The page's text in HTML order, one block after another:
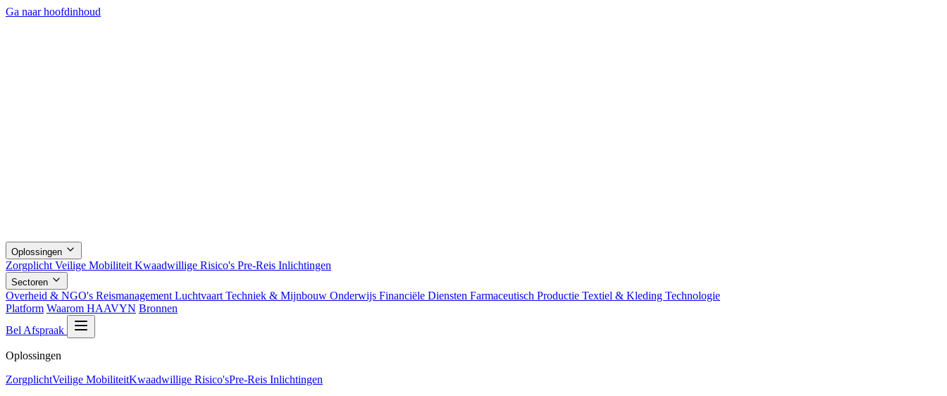
Ga naar hoofdinhoud
Oplossingen
Zorgplicht Veilige Mobiliteit Kwaadwillige Risico's Pre-Reis Inlichtingen
Sectoren
Overheid & NGO's Reismanagement Luchtvaart Techniek & Mijnbouw Onderwijs Financiële Diensten Farmaceutisch Productie Textiel & Kleding Technologie
Platform Waarom HAAVYN Bronnen
Bel Afspraak
Oplossingen
ZorgplichtVeilige MobiliteitKwaadwillige Risico'sPre-Reis Inlichtingen